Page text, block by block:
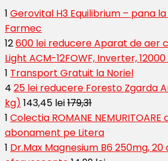
1 Gerovital H3 Equilibrium – pana
Farmec
12600 lei reducere Aparat de aer
Light ACM-12FOWF, Inverter, 12000
1 Transport Gratuit la Noriel
4 25 lei reducere Foresto Zgarda
kg) 143,45 lei179,31
1 Colectia ROMANE
abonament pe Litera
1 Dr.Max Magnesium B6 250mg,